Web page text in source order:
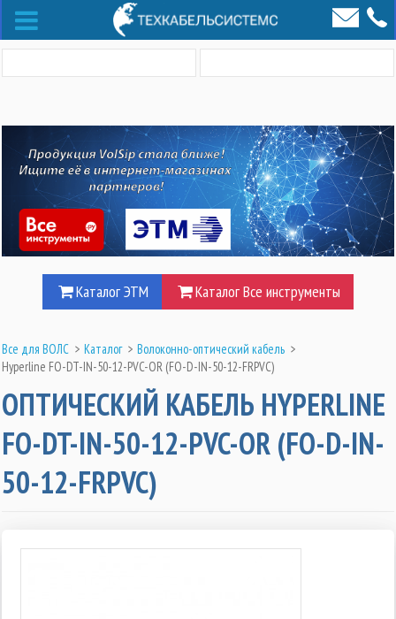
Каталог ЭТМ Каталог Все инструменты
Все для ВОЛС > Каталог > Волоконно-оптический кабель >
Hyperline FO-DT-IN-50-12-PVC-OR (FO-D-IN-50-12-FRPVC)
ОПТИЧЕСКИЙ КАБЕЛЬ HYPERLINE
FO-DT-IN-50-12-PVC-OR (FO-D-IN-
50-12-FRPVC)